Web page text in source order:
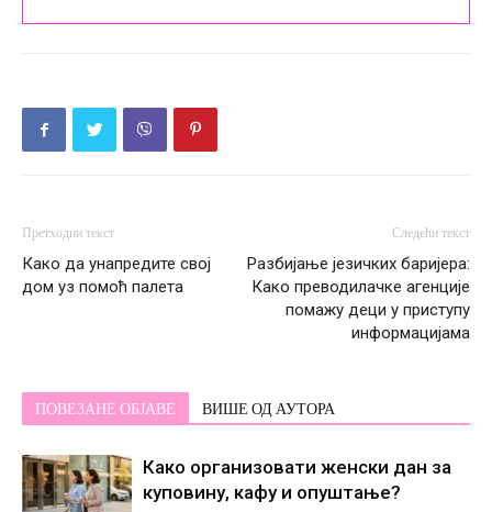
Претходни текст
Како да унапредите свој
дом уз помоћ палета
Следећи текст
Разбијање језичких баријера:
Како преводилачке агенције
помажу деци у приступу
информацијама
ПОВЕЗАНЕ ОБЈАВЕ ВИШЕ ОД АУТОРА
Како организовати женски дан за
куповину, кафу и опуштање?